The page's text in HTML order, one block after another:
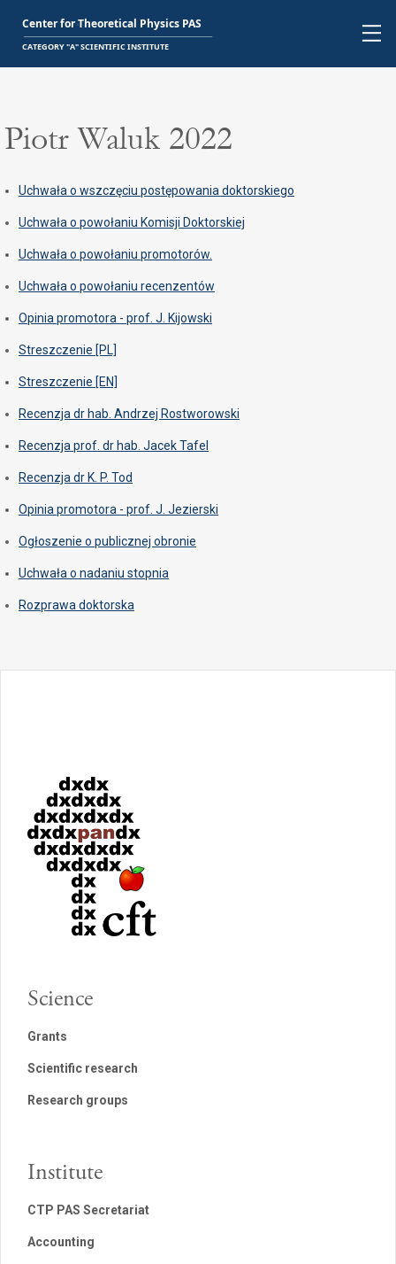
Piotr Waluk 2022
Uchwała o wszczęciu postępowania doktorskiego
Uchwała o powołaniu Komisji Doktorskiej
Uchwała o powołaniu promotorów.
Uchwała o powołaniu recenzentów
Opinia promotora - prof. J. Kijowski
Streszczenie [PL]
Streszczenie [EN]
Recenzja dr hab. Andrzej Rostworowski
Recenzja prof. dr hab. Jacek Tafel
Recenzja dr K. P. Tod
Opinia promotora - prof. J. Jezierski
Ogłoszenie o publicznej obronie
Uchwała o nadaniu stopnia
Rozprawa doktorska
Science
Grants
Scientific research
Research groups
Institute
CTP PAS Secretariat
Accounting